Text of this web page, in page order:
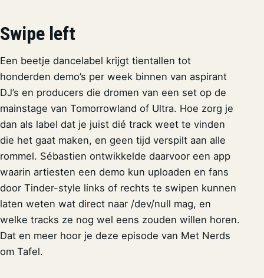
Swipe left
Een beetje dancelabel krijgt tientallen tot
honderden demo’s per week binnen van aspirant
DJ’s en producers die dromen van een set op de
mainstage van Tomorrowland of Ultra. Hoe zorg je
dan als label dat je juist dié track weet te vinden
die het gaat maken, en geen tijd verspilt aan alle
rommel. Sébastien ontwikkelde daarvoor een app
waarin artiesten een demo kun uploaden en fans
door Tinder-style links of rechts te swipen kunnen
laten weten wat direct naar /dev/null mag, en
welke tracks ze nog wel eens zouden willen horen.
Dat en meer hoor je deze episode van Met Nerds
om Tafel.